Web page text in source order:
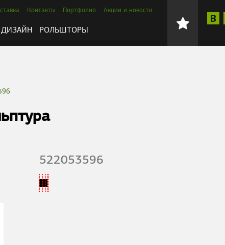
Контакты Портфолио Акции и новости
ДИЗАЙН РОЛЬШТОРЫ
522053596